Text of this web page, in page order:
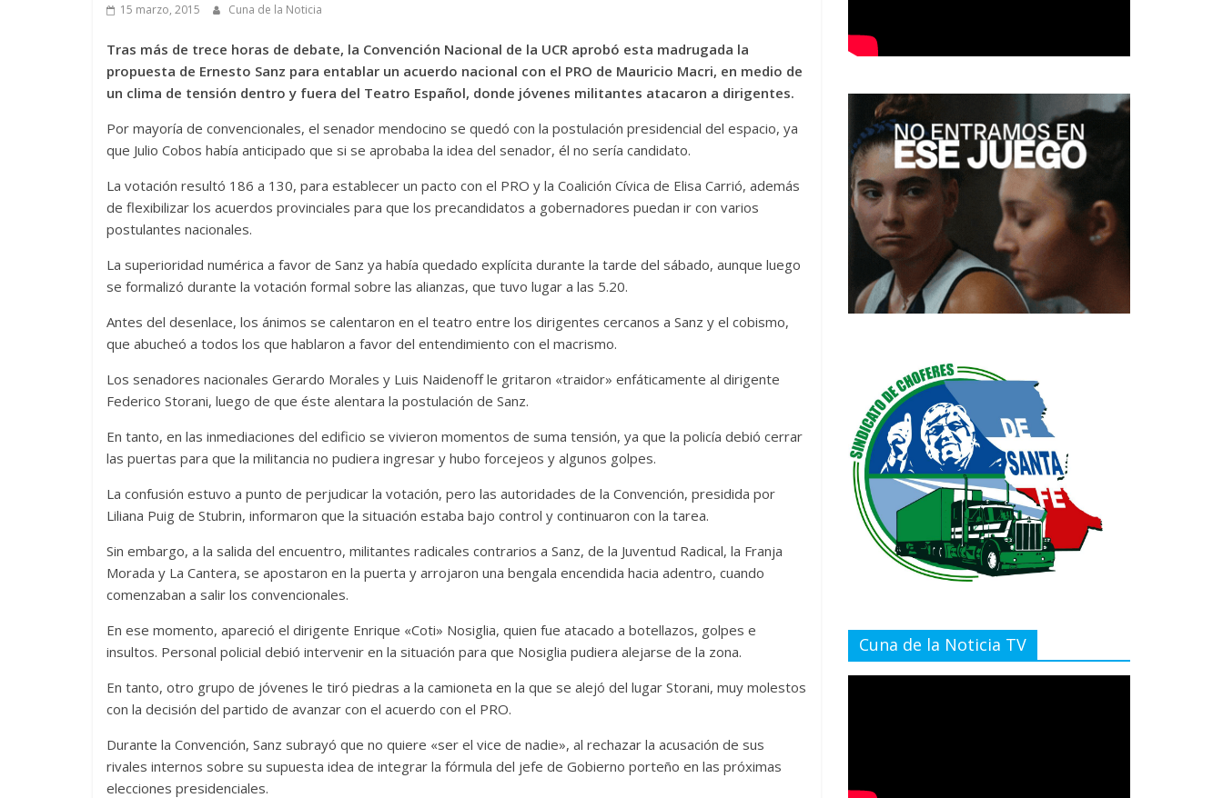
15 marzo, 2015 Cuna de la Noticia
Tras más de trece horas de debate, la Convención Nacional de la UCR aprobó esta madrugada la
propuesta de Ernesto Sanz para entablar un acuerdo nacional con el PRO de Mauricio Macri, en medio de
un clima de tensión dentro y fuera del Teatro Español, donde jóvenes militantes atacaron a dirigentes.
Por mayoría de convencionales, el senador mendocino se quedó con la postulación presidencial del espacio, ya
que Julio Cobos había anticipado que si se aprobaba la idea del senador, él no sería candidato.
La votación resultó 186 a 130, para establecer un pacto con el PRO y la Coalición Cívica de Elisa Carrió, además
de flexibilizar los acuerdos provinciales para que los precandidatos a gobernadores puedan ir con varios
postulantes nacionales.
La superioridad numérica a favor de Sanz ya había quedado explícita durante la tarde del sábado, aunque luego
se formalizó durante la votación formal sobre las alianzas, que tuvo lugar a las 5.20.
Antes del desenlace, los ánimos se calentaron en el teatro entre los dirigentes cercanos a Sanz y el cobismo,
que abucheó a todos los que hablaron a favor del entendimiento con el macrismo.
Los senadores nacionales Gerardo Morales y Luis Naidenoff le gritaron «traidor» enfáticamente al dirigente
Federico Storani, luego de que éste alentara la postulación de Sanz.
En tanto, en las inmediaciones del edificio se vivieron momentos de suma tensión, ya que la policía debió cerrar
las puertas para que la militancia no pudiera ingresar y hubo forcejeos y algunos golpes.
La confusión estuvo a punto de perjudicar la votación, pero las autoridades de la Convención, presidida por
Liliana Puig de Stubrin, informaron que la situación estaba bajo control y continuaron con la tarea.
Sin embargo, a la salida del encuentro, militantes radicales contrarios a Sanz, de la Juventud Radical, la Franja
Morada y La Cantera, se apostaron en la puerta y arrojaron una bengala encendida hacia adentro, cuando
comenzaban a salir los convencionales.
En ese momento, apareció el dirigente Enrique «Coti» Nosiglia, quien fue atacado a botellazos, golpes e
insultos. Personal policial debió intervenir en la situación para que Nosiglia pudiera alejarse de la zona.
En tanto, otro grupo de jóvenes le tiró piedras a la camioneta en la que se alejó del lugar Storani, muy molestos
con la decisión del partido de avanzar con el acuerdo con el PRO.
Durante la Convención, Sanz subrayó que no quiere «ser el vice de nadie», al rechazar la acusación de sus
rivales internos sobre su supuesta idea de integrar la fórmula del jefe de Gobierno porteño en las próximas
elecciones presidenciales.
Cuna de la Noticia TV